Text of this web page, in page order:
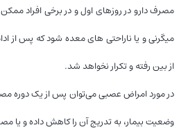
مصرف دارو در روزهای اول و در برخی افراد
از بین رفته و تکرار نخواهد شد.
وضعیت بیمار، به تدریج آن را کاهش داده و یا